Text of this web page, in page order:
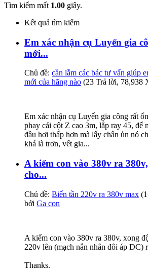
Tìm kiếm mất 1.00 giây.
Kết quả tìm kiếm
Em xác nhận cụ Luyến gia
mới...
Chủ đề: cần lắm các bác tư vấn giúp
mới của hãng nào (23 Trả lời, 78,938
Em xác nhận cụ Luyến gia công rất
phay cái cột Z cao 3m, lắp ray 45, để
đầu hơi thấp hơn mà lấy chân ủn nó
khá là trơn, vết gia...
A kiếm con vào 380v ra
cho...
Chủ đề: Biến tần 220v ra 380v max
bởi Ga con
A kiếm con vào 380v ra 380v, xong
220v lên (mạch nắn nhân đôi áp DC)
Thanks.